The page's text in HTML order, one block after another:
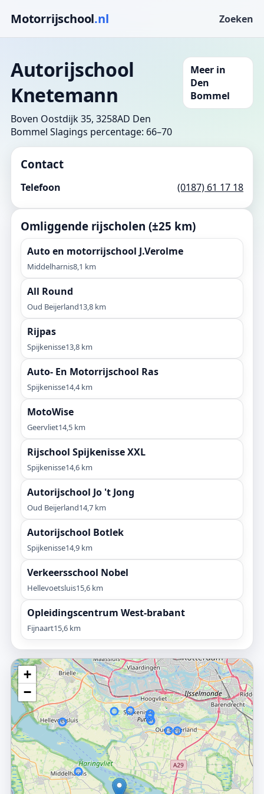
Motorrijschool.nl Zoeken
Autorijschool
Knetemann
Boven Oostdijk 35, 3258AD Den
Bommel Slagings percentage: 66–70
Meer in
Den
Bommel
Contact
Telefoon (0187) 61 17 18
Omliggende rijscholen (±25 km)
Auto en motorrijschool J.Verolme
Middelharnis8,1 km
All Round
Oud Beijerland13,8 km
Rijpas
Spijkenisse13,8 km
Auto- En Motorrijschool Ras
Spijkenisse14,4 km
MotoWise
Geervliet14,5 km
Rijschool Spijkenisse XXL
Spijkenisse14,6 km
Autorijschool Jo 't Jong
Oud Beijerland14,7 km
Autorijschool Botlek
Spijkenisse14,9 km
Verkeersschool Nobel
Hellevoetsluis15,6 km
Opleidingscentrum West-brabant
Fijnaart15,6 km
+
−